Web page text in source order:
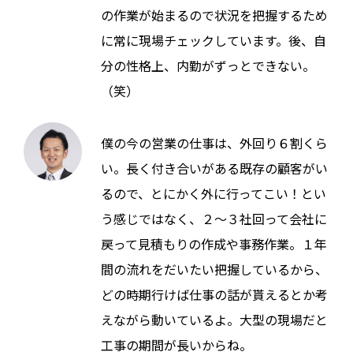
の作業が始まるので状況を把握するため
に常に現場チェックしています。後、自
分の性格上、内勤がずっとできない。
（笑）
僕の今の営業の仕事は、外回り６割くら
い。長く付き合いがある既存の顧客がい
るので、とにかく外に行ってこい！とい
う感じではなく、２～３社回って会社に
戻って見積もりの作成や事務作業。１年
間の流れをだいたい把握しているから、
どの時期行けば仕事の話が貰えるとか考
えながら動いているよ。大型の現場だと
工事の期間が長いからね。